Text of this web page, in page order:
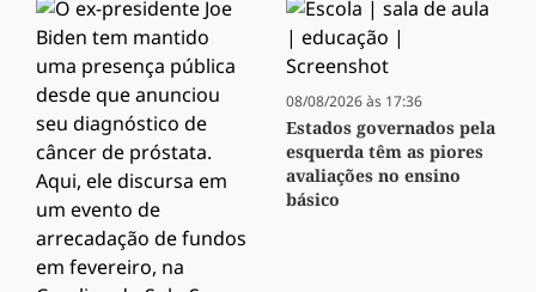
08/08/2026 às 17:36
Estados governados pela
esquerda têm as piores
avaliações no ensino
básico